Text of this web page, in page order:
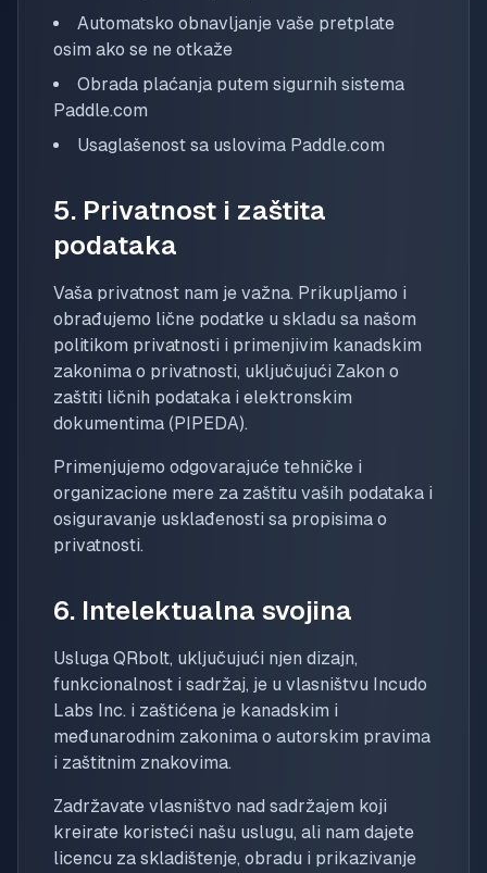
Automatsko obnavljanje vaše pretplate
osim ako se ne otkaže
Obrada plaćanja putem sigurnih sistema
Paddle.com
Usaglašenost sa uslovima Paddle.com
5. Privatnost i zaštita
podataka
Vaša privatnost nam je važna. Prikupljamo i
obrađujemo lične podatke u skladu sa našom
politikom privatnosti i primenjivim kanadskim
zakonima o privatnosti, uključujući Zakon o
zaštiti ličnih podataka i elektronskim
dokumentima (PIPEDA).
Primenjujemo odgovarajuće tehničke i
organizacione mere za zaštitu vaših podataka i
osiguravanje usklađenosti sa propisima o
privatnosti.
6. Intelektualna svojina
Usluga QRbolt, uključujući njen dizajn,
funkcionalnost i sadržaj, je u vlasništvu Incudo
Labs Inc. i zaštićena je kanadskim i
međunarodnim zakonima o autorskim pravima
i zaštitnim znakovima.
Zadržavate vlasništvo nad sadržajem koji
kreirate koristeći našu uslugu, ali nam dajete
licencu za skladištenje, obradu i prikazivanje